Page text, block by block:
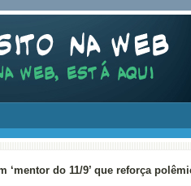
‘mentor do 11/9’ que reforça